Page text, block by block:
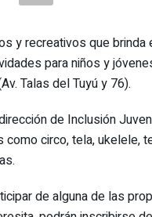
y recreativos que brinda
para niños y
Talas del Tuyú y 76).
de Inclusión
circo, tela, ukelele,
de alguna de las